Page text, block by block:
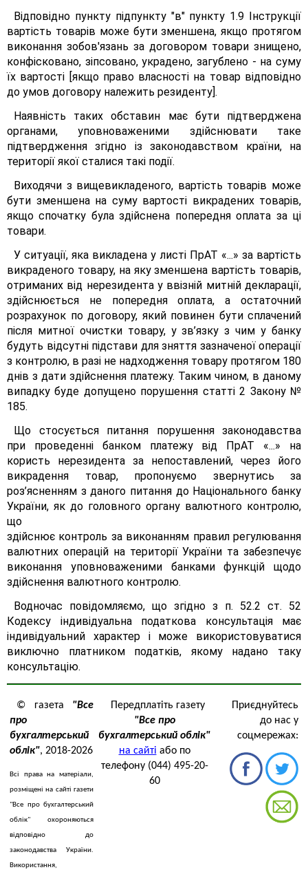
Відповідно пункту підпункту "в" пункту 1.9 Інструкції
вартість товарів може бути зменшена, якщо протягом
виконання зобов'язань за договором товари знищено,
конфісковано, зіпсовано, украдено, загублено - на суму
їх вартості [якщо право власності на товар відповідно
до умов договору належить резиденту].
Наявність таких обставин має бути підтверджена
органами, уповноваженими здійснювати таке
підтвердження згідно із законодавством країни, на
території якої сталися такі події.
Виходячи з вищевикладеного, вартість товарів може
бути зменшена на суму вартості викрадених товарів,
якщо спочатку була здійснена попередня оплата за ці
товари.
У ситуації, яка викладена у листі ПрАТ «...» за вартість
викраденого товару, на яку зменшена вартість товарів,
отриманих від нерезидента у ввізній митній декларації,
здійснюється не попередня оплата, а остаточний
розрахунок по договору, який повинен бути сплачений
після митної очистки товару, у зв’язку з чим у банку
будуть відсутні підстави для зняття зазначеної операції
з контролю, в разі не надходження товару протягом 180
днів з дати здійснення платежу. Таким чином, в даному
випадку буде допущено порушення статті 2 Закону №
185.
Що стосується питання порушення законодавства
при проведенні банком платежу від ПрАТ «...» на
користь нерезидента за непоставлений, через його
викрадення товар, пропонуємо звернутись за
роз’ясненням з даного питання до Національного банку
України, як до головного органу валютного контролю,
що
здійснює контроль за виконанням правил регулювання
валютних операцій на території України та забезпечує
виконання уповноваженими банками функцій щодо
здійснення валютного контролю.
Водночас повідомляємо, що згідно з п. 52.2 ст. 52
Кодексу індивідуальна податкова консультація має
індивідуальний характер і може використовуватися
виключно платником податків, якому надано таку
консультацію.
© газета "Все
про
бухгалтерський
облік", 2018-2026
Всі права на матеріали,
розміщені на сайті газети
"Все про бухгалтерський
облік" охороняються
відповідно до
законодавства України.
Використання,
Передплатіть газету
"Все про
бухгалтерський облік"
на сайті або по
телефону (044) 495-20-
60
Приєднуйтесь
до нас у
соцмережах: